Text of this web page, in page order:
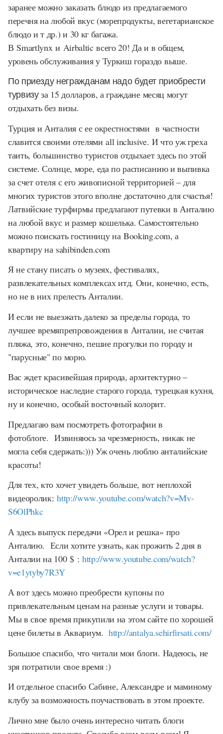
заранее можно заказать блюдо из предлагаемого
перечня на любой вкус (морепродукты, вегетарианское
блюдо и т др.) и 30 кг багажа.
ВSmartlynx и Airbalticвсего 20! Да и в общем,
уровень обслуживания у Туркиш гораздо выше.
По приезду негражданам надо будет приобрести
турвизуза 15 долларов, а граждане месяц могут
отдыхать без визы.
Турция и Анталия с ее окрестностями в частности
славится своими отелямиall inclusive. И что уж греха
таить, большинство туристов отдыхает здесь по этой
системе. Солнце, море, еда по расписанию и выпивка
за счет отеля с его живописной территорией – для
многих туристов этого вполне достаточно для счастья!
Латвийские турфирмы предлагают путевки в Анталию
на любой вкус и размер кошелька. Самостоятельно
можно поискать гостиницу наBooking.com, а
квартиру на sahibinden.com
Я не стану писать о музеях, фестивалях,
развлекательных комплексах итд. Они, конечно, есть,
но не в них прелесть Анталии.
И если не выезжать далеко за пределы города, то
лучшее времяпрепровождения в Анталии, не считая
пляжа, это, конечно, пешие прогулки по городу и
"парусные" по морю.
Вас ждет красивейшая природа, архитектурно –
историческое наследие старого города, турецкая кухня,
ну и конечно, особый восточный колорит.
Предлагаю вам посмотреть фотографии в
фотоблоге. Извиняюсь за чрезмерность, никак не
могла себя сдержать:))) Уж очень люблю анталийские
красоты!
Для тех, кто хочет увидеть больше, вот неплохой
видеоролик:http://www.youtube.com/watch?v=Mv-
S6OlPhkc
А здесь выпуск передачи «Орел и решка» про
Анталию. Если хотите узнать, как прожить 2 дня в
Анталии на 100$: http://www.youtube.com/watch?
v=e1ytyby7R3Y
А вот здесь можно преобрести купоны по
привлекательным ценам на разные услуги и товары.
Мы в свое время прикупили на этом сайте по хорошей
цене билеты в Аквариум. http://antalya.sehirfirsati.com/
Большое спасибо, что читали мои блоги. Надеюсь, не
зря потратили свое время :)
И отдельное спасибо Сабине, Александре и маминому
клубу за возможность поучаствовать в этом проекте.
Лично мне было очень интересно читать блоги